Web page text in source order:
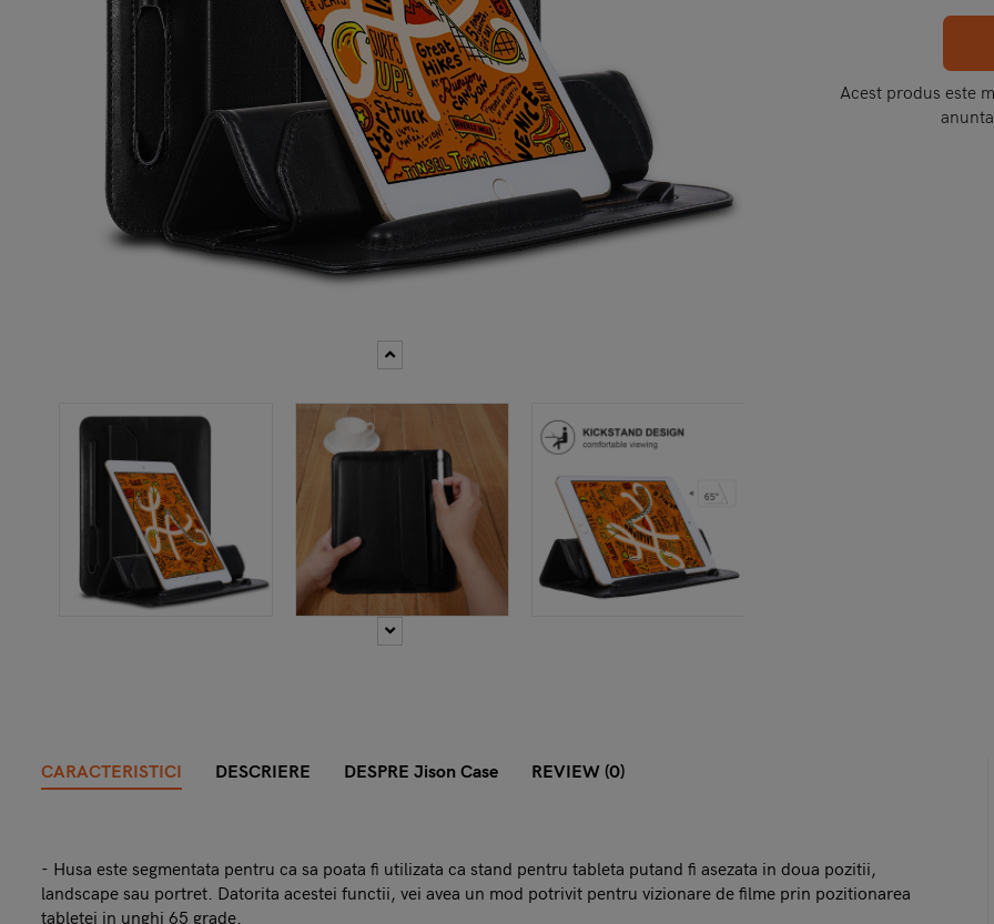
Acest produs este
CARACTERISTICI DESCRIERE DESPRE Jison Case REVIEW (0)
- Husa este segmentata pentru ca sa poata fi utilizata ca stand pentru tableta putand fi asezata in doua pozitii,
landscape sau portret. Datorita acestei functii, vei avea un mod potrivit pentru vizionare de filme prin pozitionarea
tabletei in unghi 65 grade.